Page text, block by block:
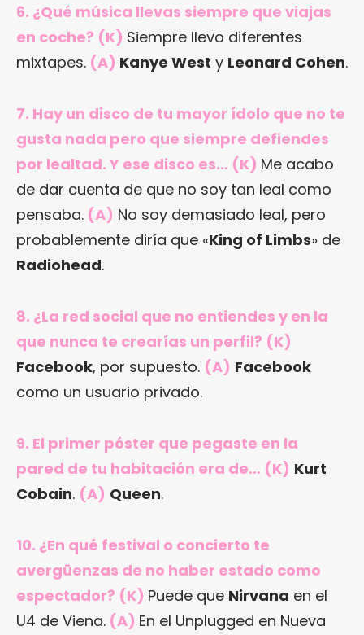
6. ¿Qué música llevas siempre que viajas
en coche? (K) Siempre llevo diferentes
mixtapes. (A) Kanye West y Leonard Cohen.
7. Hay un disco de tu mayor ídolo que no te
gusta nada pero que siempre defiendes
por lealtad. Y ese disco es… (K) Me acabo
de dar cuenta de que no soy tan leal como
pensaba. (A) No soy demasiado leal, pero
probablemente diría que «King of Limbs» de
Radiohead.
8. ¿La red social que no entiendes y en la
que nunca te crearías un perfil? (K)
Facebook, por supuesto. (A) Facebook
como un usuario privado.
9. El primer póster que pegaste en la
pared de tu habitación era de… (K) Kurt
Cobain. (A) Queen.
10. ¿En qué festival o concierto te
avergüenzas de no haber estado como
espectador? (K) Puede que Nirvana en el
U4 de Viena. (A) En el Unplugged en Nueva